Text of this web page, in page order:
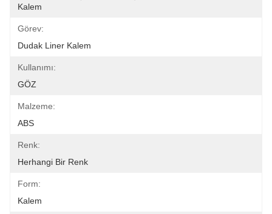
Kalem
Görev:
Dudak Liner Kalem
Kullanımı:
GÖZ
Malzeme:
ABS
Renk:
Herhangi Bir Renk
Form:
Kalem